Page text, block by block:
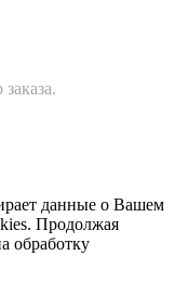
данные о Вашем
Продолжая
обработку